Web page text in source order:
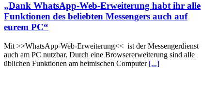
„Dank WhatsApp-Web-Erweiterung habt ihr alle
Funktionen des beliebten Messengers auch auf
eurem PC“
Mit >>WhatsApp-Web-Erweiterung<< ist der Messengerdienst
auch am PC nutzbar. Durch eine Browsererweiterung sind alle
üblichen Funktionen am heimischen Computer [...]